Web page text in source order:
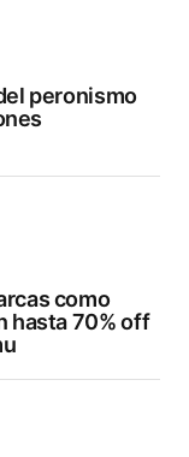
peronismo
como
hasta 70% off